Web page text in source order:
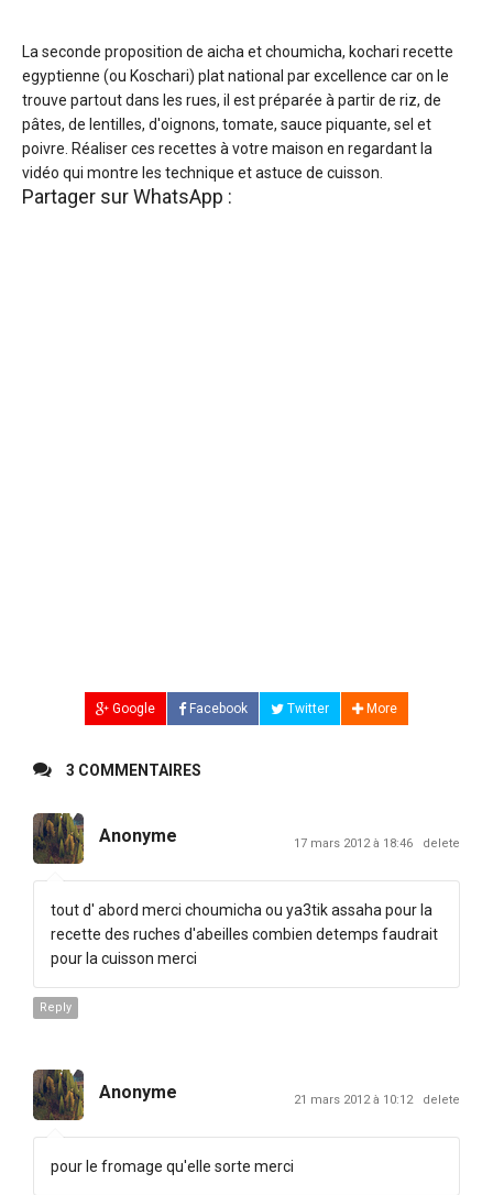
La seconde proposition de aicha et choumicha, kochari recette
egyptienne (ou Koschari) plat national par excellence car on le
trouve partout dans les rues, il est préparée à partir de riz, de
pâtes, de lentilles, d'oignons, tomate, sauce piquante, sel et
poivre. Réaliser ces recettes à votre maison en regardant la
vidéo qui montre les technique et astuce de cuisson.
Partager sur WhatsApp :
Google Facebook Twitter More
3 COMMENTAIRES
Anonyme 17 mars 2012 à 18:46 delete
tout d' abord merci choumicha ou ya3tik assaha pour la
recette des ruches d'abeilles combien detemps faudrait
pour la cuisson merci
Reply
Anonyme 21 mars 2012 à 10:12 delete
pour le fromage qu'elle sorte merci